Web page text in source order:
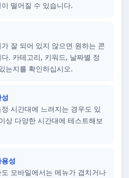
떨어질 수 있습니다.
잘 되어 있지 않으면 원하는 콘
. 카테고리, 키워드, 날짜별 정
는지를 확인하십시오.
시간대에 느려지는 경우도 있
상 다양한 시간대에 테스트해보
성
모바일에서는 메뉴가 겹치거나